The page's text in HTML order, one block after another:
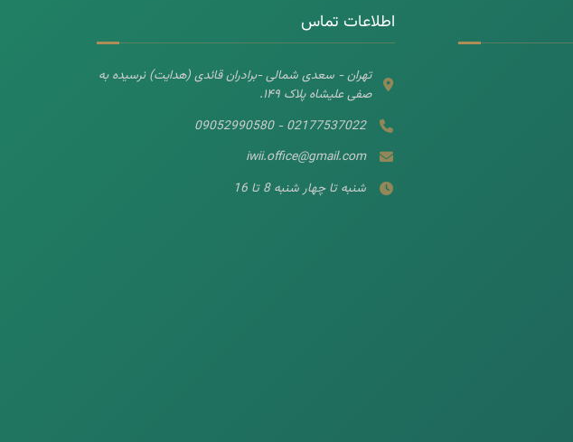
اطلاعات تماس
تهران - سعدی شمالی -برادران قائدی (هدایت) نرسیده به
صفی علیشاه پلاک ۱۴۹.
02177537022 - 09052990580
iwii.office@gmail.com
شنبه تا چهار شنبه 8 تا 16